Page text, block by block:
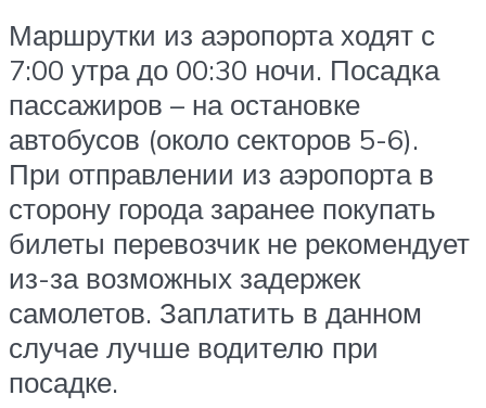
Маршрутки из аэропорта ходят с
7:00 утра до 00:30 ночи. Посадка
пассажиров – на остановке
автобусов (около секторов 5-6).
При отправлении из аэропорта в
сторону города заранее покупать
билеты перевозчик не рекомендует
из-за возможных задержек
самолетов. Заплатить в данном
случае лучше водителю при
посадке.